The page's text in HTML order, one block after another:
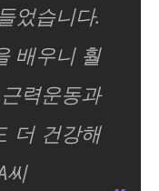
었습니다.
배우니 훨
력운동과
더 건강해
씨